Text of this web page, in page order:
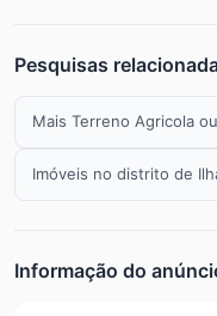
Pesquisas
Mais Terreno Agricola
Imóveis no distrito de
Informação do